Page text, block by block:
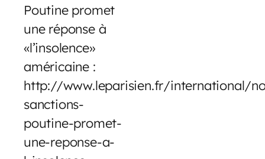
Poutine promet
une réponse à
«l’insolence»
américaine :
http://www.leparisien.fr/international/
sanctions-
poutine-promet-
une-reponse-a-